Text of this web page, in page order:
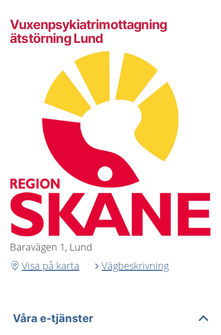
Vuxenpsykiatrimottagning
ätstörning Lund
Baravägen 1, Lund
Visa på karta
Vägbeskrivning
Våra e-tjänster